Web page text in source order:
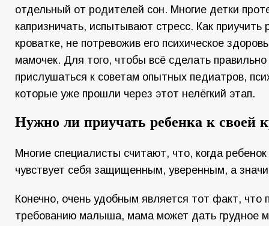
отдельный от родителей сон. Многие детки
капризничать, испытывают стресс. Как приучить
кроватке, не потревожив его психическое
мамочек. Для того, чтобы всё сделать
прислушаться к советам опытных педиатров,
которые уже прошли через этот нелёгкий этап.
Нужно ли приучать ребенка к своей
Многие специалисты считают, что, когда
чувствует себя защищенным, уверенным, а
Конечно, очень удобным является тот факт, что
требованию малыша, мама может дать грудное